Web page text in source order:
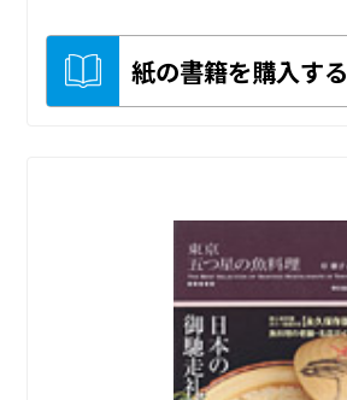
紙の書籍を購入する